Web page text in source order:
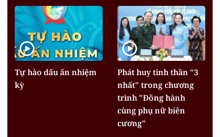
Tự hào dấu ấn nhiệm
kỳ
Phát huy tinh thần "3
nhất" trong chương
trình "Đồng hành
cùng phụ nữ biên
cương"